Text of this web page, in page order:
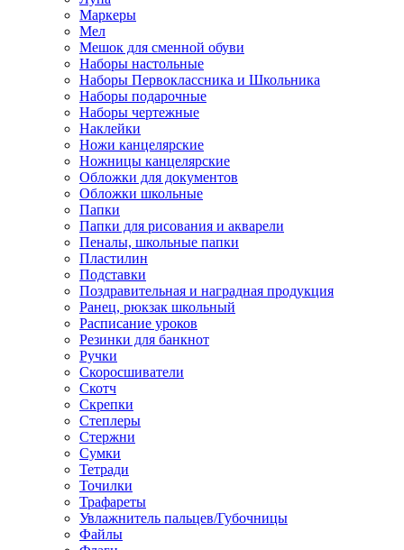
Маркеры
Мел
Мешок для сменной обуви
Наборы настольные
Наборы Первоклассника и Школьника
Наборы подарочные
Наборы чертежные
Наклейки
Ножи канцелярские
Ножницы канцелярские
Обложки для документов
Обложки школьные
Папки
Папки для рисования и акварели
Пеналы, школьные папки
Пластилин
Подставки
Поздравительная и наградная продукция
Ранец, рюкзак школьный
Расписание уроков
Резинки для банкнот
Ручки
Скоросшиватели
Скотч
Скрепки
Степлеры
Стержни
Сумки
Тетради
Точилки
Трафареты
Увлажнитель пальцев/Губочницы
Файлы